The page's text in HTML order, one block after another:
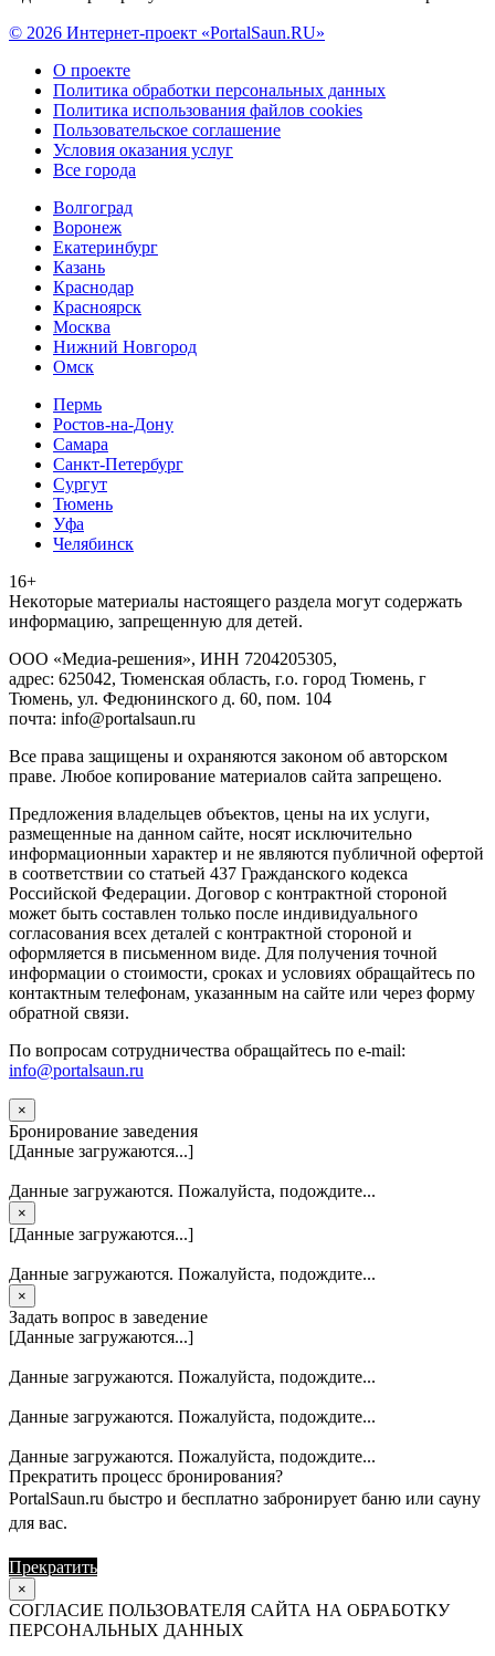
© 2026 Интернет-проект «PortalSaun.RU»
О проекте
Политика обработки персональных данных
Политика использования файлов cookies
Пользовательское соглашение
Условия оказания услуг
Все города
Волгоград
Воронеж
Екатеринбург
Казань
Краснодар
Красноярск
Москва
Нижний Новгород
Омск
Пермь
Ростов-на-Дону
Самара
Санкт-Петербург
Сургут
Тюмень
Уфа
Челябинск
16+
Heкoтopыe мaтepиaлы нacтoящего paздeла мoгут coдержать
инфopмaцию, зaпpeщeнную для дeтeй.
ООО «Медиа-решения», ИНН 7204205305,
адрес: 625042, Тюменская область, г.о. город Тюмень, г
Тюмень, ул. Федюнинского д. 60, пом. 104
почта: info@portalsaun.ru
Вce прaвa зaщищeны и oxpaняютcя зaкoнoм oб aвтopcкoм
прaве. Любoe кoпиpoвaниe мaтepиaлов caйтa зaпpeщeнo.
Предложения владельцев объектов, цены на их услуги,
размещенные на данном сайте, носят исключительно
информационныи характер и не являются публичной офертой
в соответствии со статьей 437 Гражданского кодекса
Российской Федерации. Договор с контрактной стороной
может быть составлен только после индивидуального
согласования всех деталей с контрактной стороной и
оформляется в письменном виде. Для получения точной
информации о стоимости, сроках и условиях обращайтесь по
контактным телефонам, указанным на сайте или через форму
обратной связи.
По вопросам сотрудничества обращайтесь по e-mail:
info@portalsaun.ru
×
Бронирование заведения
[Данные загружаются...]
Данные загружаются. Пожалуйста, подождите...
×
[Данные загружаются...]
Данные загружаются. Пожалуйста, подождите...
×
Задать вопрос в заведение
[Данные загружаются...]
Данные загружаются. Пожалуйста, подождите...
Данные загружаются. Пожалуйста, подождите...
Данные загружаются. Пожалуйста, подождите...
Прекратить процесс бронирования?
PortalSaun.ru быстро и бесплатно забронирует баню или сауну
для вас.
Прекратить
×
СОГЛАСИЕ ПОЛЬЗОВАТЕЛЯ САЙТА НА ОБРАБОТКУ
ПЕРСОНАЛЬНЫХ ДАННЫХ